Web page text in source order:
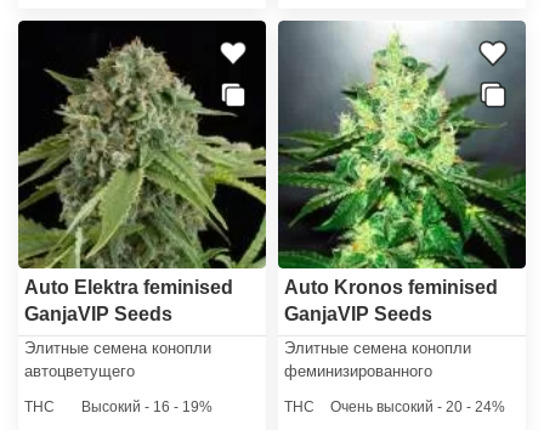
Auto Elektra feminised
GanjaVIP Seeds
Элитные семена конопли
автоцветущего
Электра - результат
THC Высокий - 16 - 19%
Auto Kronos feminised
GanjaVIP Seeds
Элитные семена конопли
феминизированного
- результат скрещивания клона
THC Очень высокий - 20 - 24%